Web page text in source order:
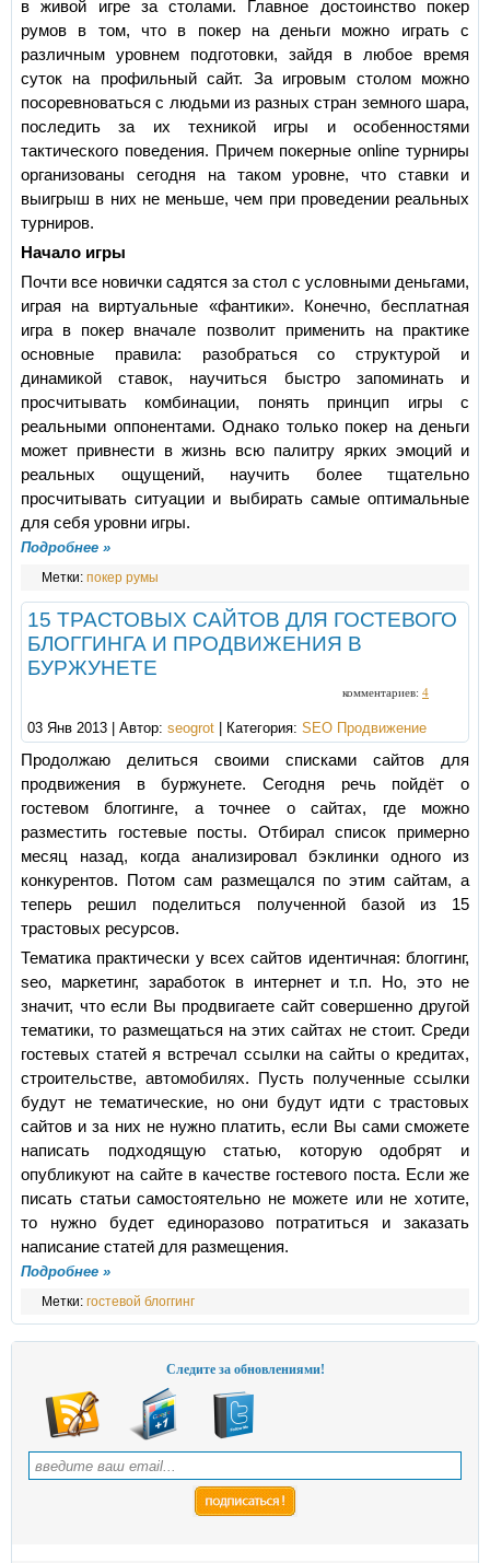
в живой игре за столами. Главное достоинство покер
румов в том, что в покер на деньги можно играть с
различным уровнем подготовки, зайдя в любое время
суток на профильный сайт. За игровым столом можно
посоревноваться с людьми из разных стран земного шара,
последить за их техникой игры и особенностями
тактического поведения. Причем покерные online турниры
организованы сегодня на таком уровне, что ставки и
выигрыш в них не меньше, чем при проведении реальных
турниров.
Начало игры
Почти все новички садятся за стол с условными деньгами,
играя на виртуальные «фантики». Конечно, бесплатная
игра в покер вначале позволит применить на практике
основные правила: разобраться со структурой и
динамикой ставок, научиться быстро запоминать и
просчитывать комбинации, понять принцип игры с
реальными оппонентами. Однако только покер на деньги
может привнести в жизнь всю палитру ярких эмоций и
реальных ощущений, научить более тщательно
просчитывать ситуации и выбирать самые оптимальные
для себя уровни игры.
Подробнее »
Метки: покер румы
15 ТРАСТОВЫХ САЙТОВ ДЛЯ ГОСТЕВОГО
БЛОГГИНГА И ПРОДВИЖЕНИЯ В
БУРЖУНЕТЕ
комментариев: 4
03 Янв 2013 | Автор: seogrot | Категория: SEO Продвижение
Продолжаю делиться своими списками сайтов для
продвижения в буржунете. Сегодня речь пойдёт о
гостевом блоггинге, а точнее о сайтах, где можно
разместить гостевые посты. Отбирал список примерно
месяц назад, когда анализировал бэклинки одного из
конкурентов. Потом сам размещался по этим сайтам, а
теперь решил поделиться полученной базой из 15
трастовых ресурсов.
Тематика практически у всех сайтов идентичная: блоггинг,
seo, маркетинг, заработок в интернет и т.п. Но, это не
значит, что если Вы продвигаете сайт совершенно другой
тематики, то размещаться на этих сайтах не стоит. Среди
гостевых статей я встречал ссылки на сайты о кредитах,
строительстве, автомобилях. Пусть полученные ссылки
будут не тематические, но они будут идти с трастовых
сайтов и за них не нужно платить, если Вы сами сможете
написать подходящую статью, которую одобрят и
опубликуют на сайте в качестве гостевого поста. Если же
писать статьи самостоятельно не можете или не хотите,
то нужно будет единоразово потратиться и заказать
написание статей для размещения.
Подробнее »
Метки: гостевой блоггинг
Следите за обновлениями!